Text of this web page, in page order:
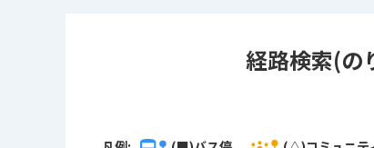
経路検索(の